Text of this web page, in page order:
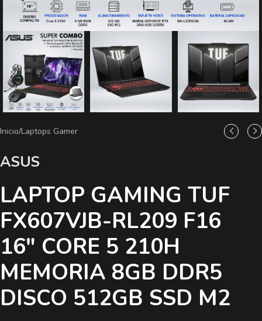
Inicio/Laptops Gamer
ASUS
LAPTOP GAMING TUF
FX607VJB-RL209 F16
16″ CORE 5 210H
MEMORIA 8GB DDR5
DISCO 512GB SSD M2